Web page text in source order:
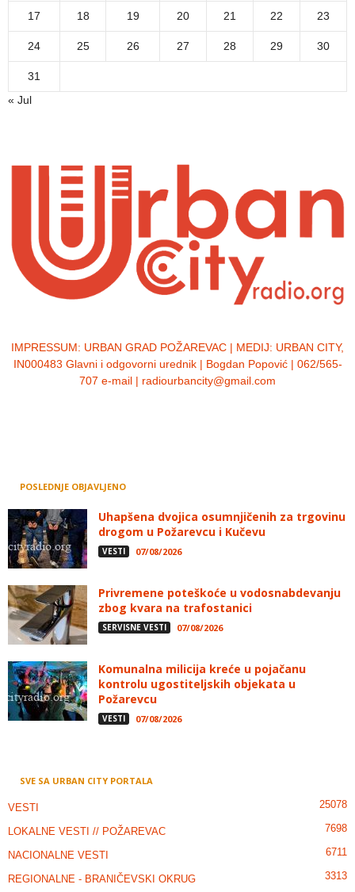
17 18 19 20 21 22 23
24 25 26 27 28 29 30
31
« Jul
IMPRESSUM: URBAN GRAD POŽAREVAC | MEDIJ: URBAN CITY,
IN000483 Glavni i odgovorni urednik | Bogdan Popović | 062/565-
707 e-mail | radiourbancity@gmail.com
POSLEDNJE OBJAVLJENO
Uhapšena dvojica osumnjičenih za trgovinu
drogom u Požarevcu i Kučevu
VESTI 07/08/2026
Privremene poteškoće u vodosnabdevanju
zbog kvara na trafostanici
SERVISNE VESTI 07/08/2026
Komunalna milicija kreće u pojačanu
kontrolu ugostiteljskih objekata u
Požarevcu
VESTI 07/08/2026
SVE SA URBAN CITY PORTALA
VESTI 25078
LOKALNE VESTI // POŽAREVAC 7698
NACIONALNE VESTI 6711
REGIONALNE - BRANIČEVSKI OKRUG 3313